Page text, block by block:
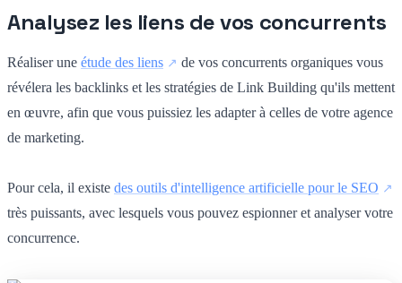
Analysez les liens de vos concurrents
Réaliser une étude des liens
de vos concurrents organiques vous
révélera les backlinks et les stratégies de Link Building qu'ils mettent
en œuvre, afin que vous puissiez les adapter à celles de votre agence
de marketing.
Pour cela, il existe des outils d'intelligence artificielle pour le SEO
très puissants, avec lesquels vous pouvez espionner et analyser votre
concurrence.